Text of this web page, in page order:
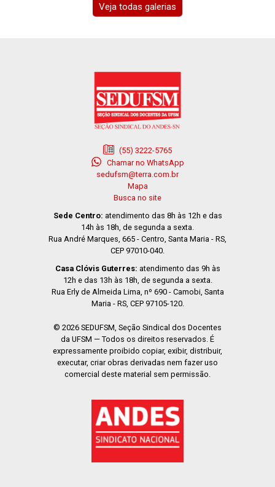
Veja todas galerias
(55) 3222-5765
Chamar no WhatsApp
sedufsm@terra.com.br
Mapa
Busca no site
Sede Centro: atendimento das 8h às 12h e das
14h às 18h, de segunda a sexta.
Rua André Marques, 665 - Centro, Santa Maria - RS,
CEP 97010-040.
Casa Clóvis Guterres: atendimento das 9h às
12h e das 13h às 18h, de segunda a sexta.
Rua Erly de Almeida Lima, nº 690 - Camobi, Santa
Maria - RS, CEP 97105-120.
© 2026 SEDUFSM, Seção Sindical dos Docentes
da UFSM — Todos os direitos reservados. É
expressamente proibido copiar, exibir, distribuir,
executar, criar obras derivadas nem fazer uso
comercial deste material sem permissão.